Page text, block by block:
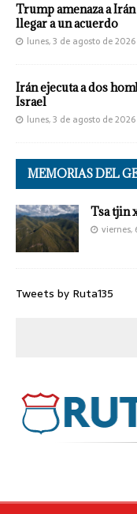
Trump amenaza a
llegar a un acuerdo
lunes, 3 de agosto de 2026
Irán ejecuta a dos
Israel
lunes, 3 de agosto de 2026
MEMORIAS DEL
Tsa tjin
viernes,
Tweets by Ruta135